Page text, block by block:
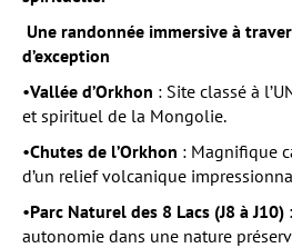
Une randonnée immersive à
d’exception
•Vallée d’Orkhon : Site classé à
et spirituel de la Mongolie.
•Chutes de l’Orkhon : Magnifique
d’un relief volcanique
•Parc Naturel des 8 Lacs (J8 à J10)
autonomie dans une nature